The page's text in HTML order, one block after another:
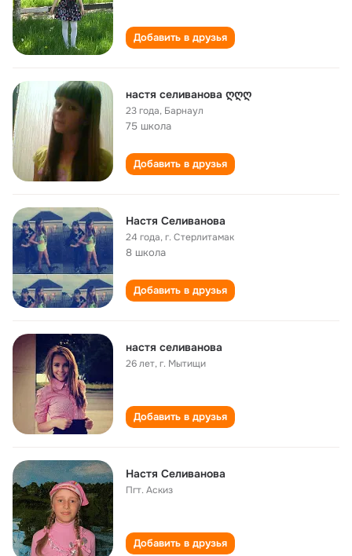
Добавить в друзья
настя селиванова ღღღ
23 года, Барнаул
75 школа
Добавить в друзья
Настя Селиванова
24 года,г. Стерлитамак
8 школа
Добавить в друзья
настя селиванова
26 лет,г. Мытищи
Добавить в друзья
Настя Селиванова
Пгт. Аскиз
Добавить в друзья